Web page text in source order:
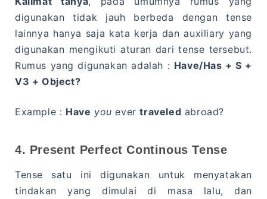
digunakan tidak jauh berbeda dengan tense
lainnya hanya saja kata kerja dan auxiliary yang
digunakan mengikuti aturan dari tense tersebut.
Rumus yang digunakan adalah : Have/Has + S +
V3 + Object?
Example : Have you evertraveled abroad?
4. Present Perfect Continous Tense
Tense satu ini digunakan untuk menyatakan
tindakan yang dimulai di masa lalu, dan